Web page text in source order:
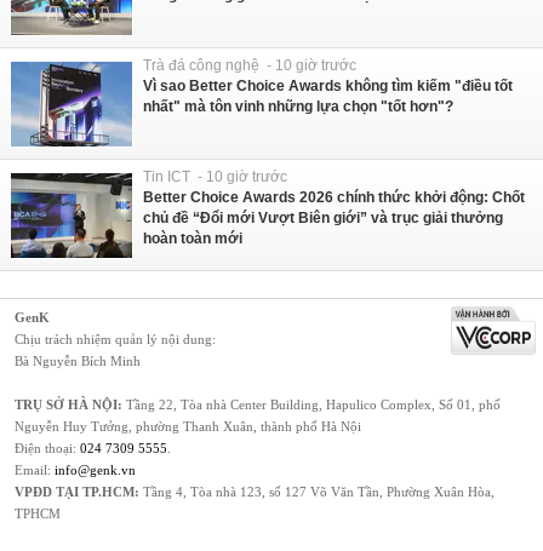
Trà đá công nghệ - 10 giờ trước
Vì sao Better Choice Awards không tìm kiếm "điều tốt
nhất" mà tôn vinh những lựa chọn "tốt hơn"?
Tin ICT - 10 giờ trước
Better Choice Awards 2026 chính thức khởi động: Chốt
chủ đề “Đổi mới Vượt Biên giới” và trục giải thưởng
hoàn toàn mới
GenK
Chịu trách nhiệm quản lý nội dung:
Bà Nguyễn Bích Minh
TRỤ SỞ HÀ NỘI: Tầng 22, Tòa nhà Center Building, Hapulico Complex, Số 01, phố
Nguyễn Huy Tưởng, phường Thanh Xuân, thành phố Hà Nội
Điện thoại: 024 7309 5555
Email: info@genk.vn
VPĐD TẠI TP.HCM: Tầng 4, Tòa nhà 123, số 127 Võ Văn Tần, Phường Xuân Hòa,
TPHCM